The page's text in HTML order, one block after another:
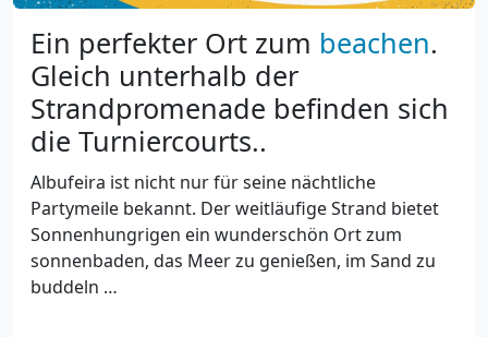
Ein perfekter Ort zum beachen.
Gleich unterhalb der
Strandpromenade befinden sich
die Turniercourts..
Albufeira ist nicht nur für seine nächtliche
Partymeile bekannt. Der weitläufige Strand bietet
Sonnenhungrigen ein wunderschön Ort zum
sonnenbaden, das Meer zu genießen, im Sand zu
buddeln …